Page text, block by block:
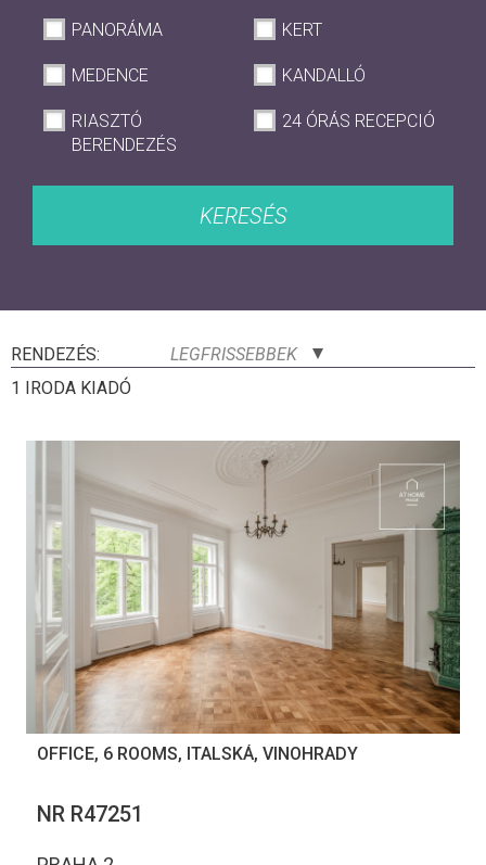
PANORÁMA KERT
MEDENCE KANDALLÓ
RIASZTÓ
BERENDEZÉS
24 ÓRÁS RECEPCIÓ
KERESÉS
RENDEZÉS:
LEGFRISSEBBEK
1 IRODA KIADÓ
OFFICE, 6 ROOMS, ITALSKÁ, VINOHRADY
NR R47251